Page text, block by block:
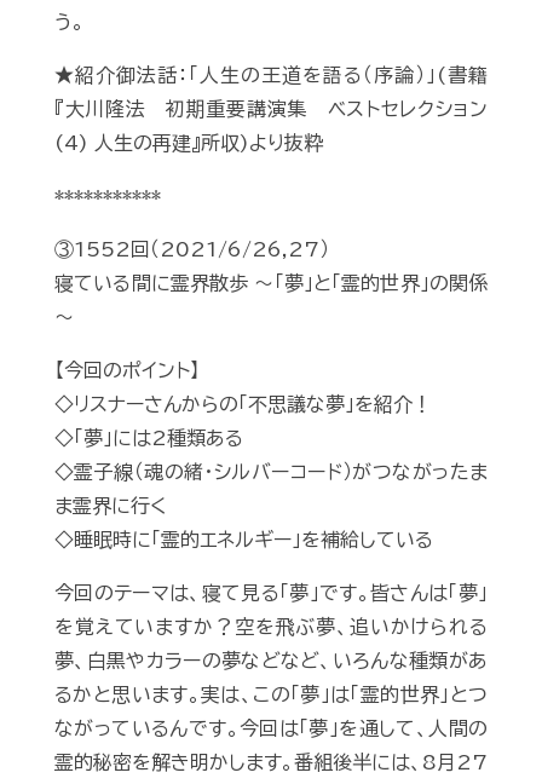
う。
★紹介御法話：「人生の王道を語る（序論）」(書籍
『大川隆法 初期重要講演集 ベストセレクション
(4) 人生の再建』所収)より抜粋
***********
③1552回（2021/6/26,27）
寝ている間に霊界散歩 ～「夢」と「霊的世界」の関係
～
【今回のポイント】
◇リスナーさんからの「不思議な夢」を紹介！
◇「夢」には2種類ある
◇霊子線（魂の緒・シルバーコード）がつながったま
ま霊界に行く
◇睡眠時に「霊的エネルギー」を補給している
今回のテーマは、寝て見る「夢」です。皆さんは「夢」
を覚えていますか？空を飛ぶ夢、追いかけられる
夢、白黒やカラーの夢などなど、いろんな種類があ
るかと思います。実は、この「夢」は「霊的世界」とつ
ながっているんです。今回は「夢」を通して、人間の
霊的秘密を解き明かします。番組後半には、8月27